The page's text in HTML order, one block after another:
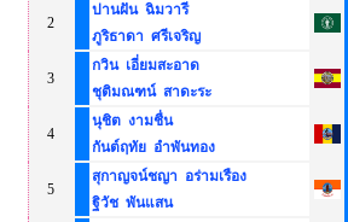
2
ปานฝัน ฉิมวารี
ภูริธาดา ศรีเจริญ
3
กวิน เอี่ยมสะอาด
ชุติมณฑน์ สาดะระ
4
นุชิต งามชื่น
กันต์ฤทัย อำพันทอง
5
สุกาญจน์ชญา อร่ามเรือง
ฐิวัช พันแสน